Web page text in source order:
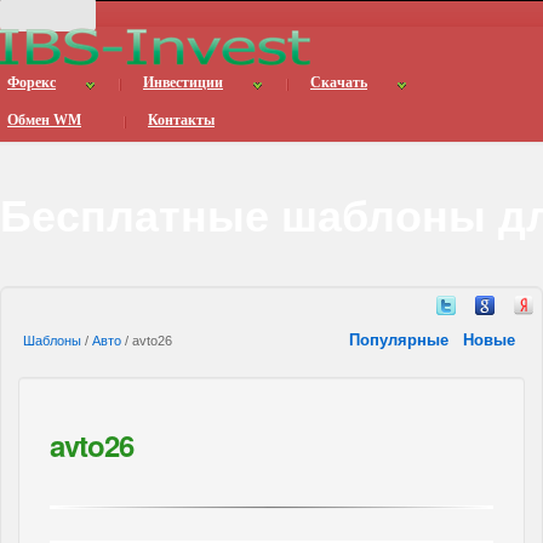
Форекс Инвестиции Скачать
Обмен WM Контакты
Шаблоны / Авто / avto26 Популярные Новые
avto26